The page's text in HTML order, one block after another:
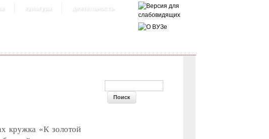
культура деятельность
кружка «К золотой
ФОРМА ПОИСКА